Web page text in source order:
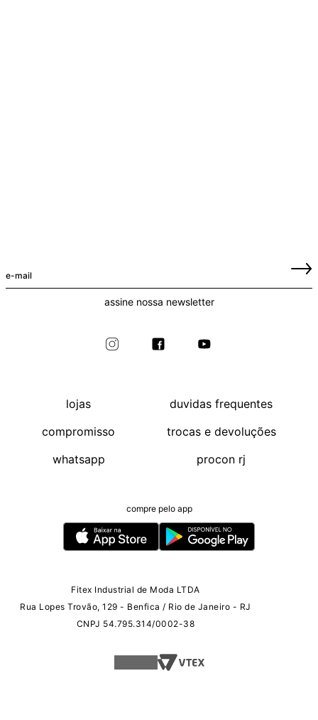
assine nossa newsletter
lojas
compromisso
whatsapp
duvidas frequentes
trocas e devoluções
procon rj
compre pelo app
Fitex Industrial de Moda LTDA
Rua Lopes Trovão, 129 - Benfica / Rio de Janeiro - RJ
CNPJ 54.795.314/0002-38